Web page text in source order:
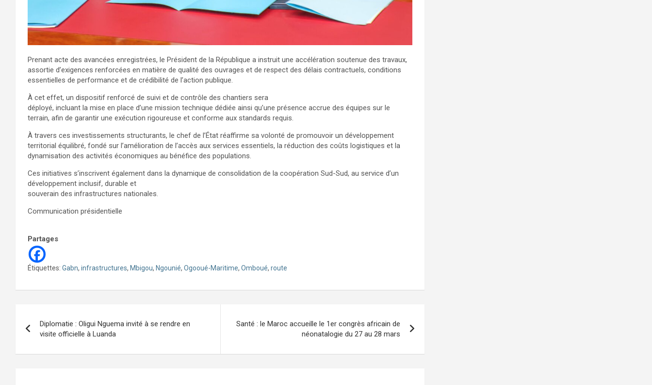
Prenant acte des avancées enregistrées, le Président de la République a instruit une accélération soutenue des travaux,
assortie d’exigences renforcées en matière de qualité des ouvrages et de respect des délais contractuels, conditions
essentielles de performance et de crédibilité de l’action publique.
À cet effet, un dispositif renforcé de suivi et de contrôle des chantiers sera
déployé, incluant la mise en place d’une mission technique dédiée ainsi qu’une présence accrue des équipes sur le
terrain, afin de garantir une exécution rigoureuse et conforme aux standards requis.
À travers ces investissements structurants, le chef de l’État réaffirme sa volonté de promouvoir un développement
territorial équilibré, fondé sur l’amélioration de l’accès aux services essentiels, la réduction des coûts logistiques et la
dynamisation des activités économiques au bénéfice des populations.
Ces initiatives s’inscrivent également dans la dynamique de consolidation de la coopération Sud-Sud, au service d’un
développement inclusif, durable et
souverain des infrastructures nationales.
Communication présidentielle
Partages
Étiquettes: Gabn, infrastructures, Mbigou, Ngounié, Ogooué-Maritime, Omboué, route
de
l’article
Diplomatie : Oligui Nguema invité à se rendre en
visite officielle à Luanda
Santé : le Maroc accueille le 1er congrès africain de
néonatalogie du 27 au 28 mars